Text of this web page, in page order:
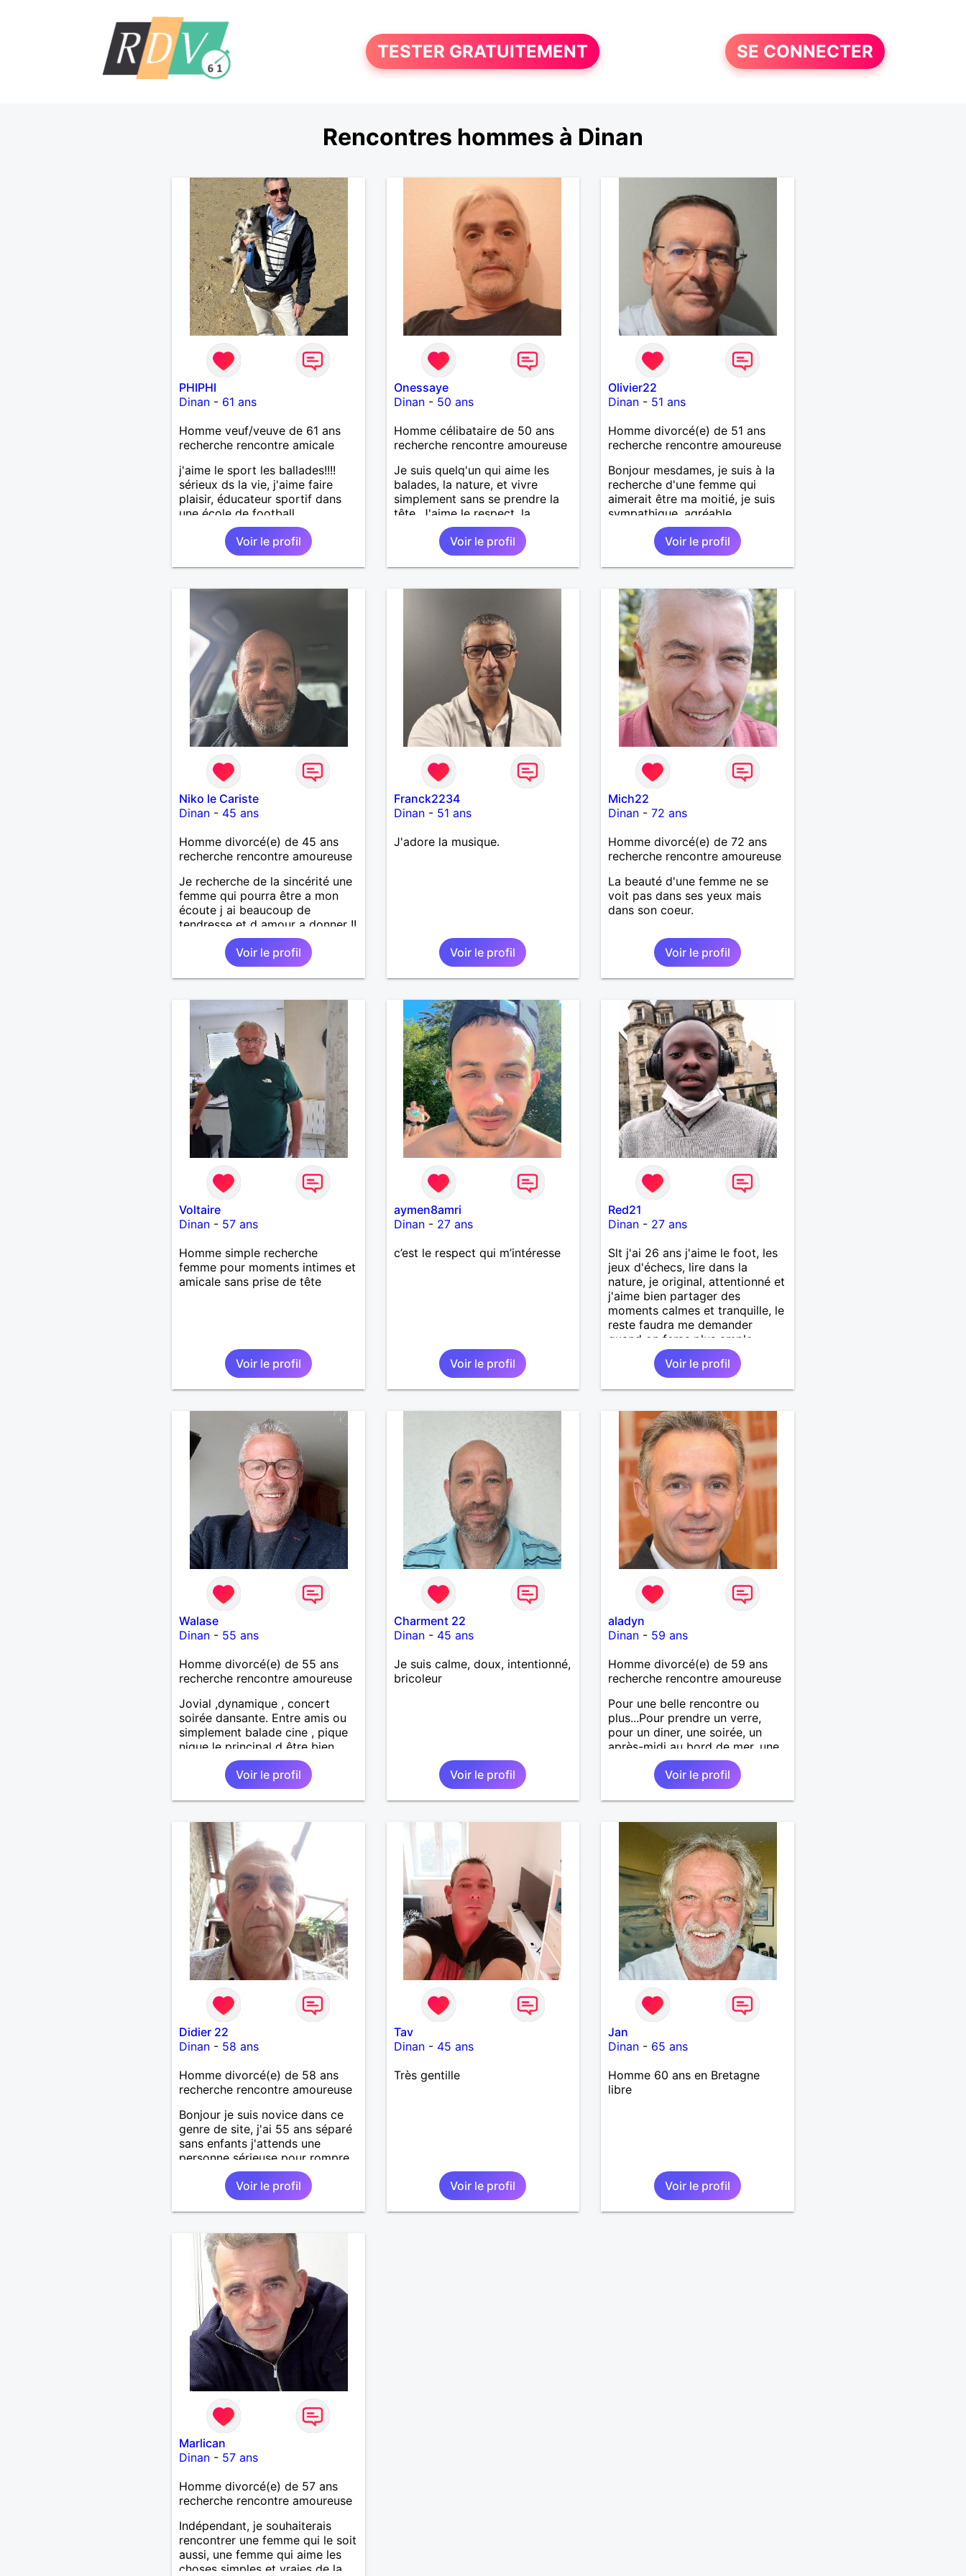
TESTER GRATUITEMENT SE CONNECTER
Rencontres hommes à Dinan
PHIPHI
Dinan- 61 ans
Homme veuf/veuve de 61 ans
recherche rencontre amicale
j'aime le sport les ballades!!!!
sérieux ds la vie, j'aime faire
plaisir, éducateur sportif dans
une école de football .
Voir le profil
Onessaye
Dinan- 50 ans
Homme célibataire de 50 ans
recherche rencontre amoureuse
Je suis quelq'un qui aime les
balades, la nature, et vivre
simplement sans se prendre la
tête. J'aime le respect, la
sincérité et qu'on puisse
partager ensemble projet et un
bon bout de chemin, main dans
la main.
Voir le profil
Olivier22
Dinan - 51 ans
Homme divorcé(e) de 51 ans
recherche rencontre amoureuse
Bonjour mesdames, je suis à la
recherche d'une femme qui
aimerait être ma moitié, je suis
sympathique, agréable,
doux,une bonne personne,le
reste est à découvrir... Alors, à
vos claviers et à bientôt.
Voir le profil
Niko le Cariste
Dinan- 45 ans
Homme divorcé(e) de 45 ans
recherche rencontre amoureuse
Je recherche de la sincérité une
femme qui pourra être a mon
écoute j ai beaucoup de
tendresse et d amour a donner !!
Voir le profil
Franck2234
Dinan- 51 ans
J'adore la musique.
Voir le profil
Mich22
Dinan -72 ans
Homme divorcé(e) de 72 ans
recherche rencontre amoureuse
La beauté d'une femme ne se
voit pas dans ses yeux mais
dans son coeur.
Voir le profil
Voltaire
Dinan- 57 ans
Homme simple recherche
femme pour moments intimes et
amicale sans prise de tête
Voir le profil
aymen8amri
Dinan- 27 ans
c’est le respect qui m’intéresse
Voir le profil
Red21
Dinan - 27 ans
Slt j'ai 26 ans j'aime le foot, les
jeux d'échecs, lire dans la
nature, je original, attentionné et
j'aime bien partager des
moments calmes et tranquille, le
reste faudra me demander
quand on feras plus ample
connaissance 🤟😉
Voir le profil
Walase
Dinan- 55 ans
Homme divorcé(e) de 55 ans
recherche rencontre amoureuse
Jovial ,dynamique , concert
soirée dansante. Entre amis ou
simplement balade cine , pique
nique le principal d être bien
ensemble
Voir le profil
Charment 22
Dinan- 45 ans
Je suis calme, doux, intentionné,
bricoleur
Voir le profil
aladyn
Dinan - 59 ans
Homme divorcé(e) de 59 ans
recherche rencontre amoureuse
Pour une belle rencontre ou
plus...Pour prendre un verre,
pour un diner, une soirée, un
après-midi au bord de mer, une
nuit sous les étoiles, un week-
end, les vacances, ou bien plus...
Mais avant, faisons
connaissance.
Voir le profil
Didier 22
Dinan- 58 ans
Homme divorcé(e) de 58 ans
recherche rencontre amoureuse
Bonjour je suis novice dans ce
genre de site, j'ai 55 ans séparé
sans enfants j'attends une
personne sérieuse pour rompre
la solitude et la monotonie.
Voir le profil
Tav
Dinan- 45 ans
Très gentille
Voir le profil
Jan
Dinan - 65 ans
Homme 60 ans en Bretagne
libre
Voir le profil
Marlican
Dinan- 57 ans
Homme divorcé(e) de 57 ans
recherche rencontre amoureuse
Indépendant, je souhaiterais
rencontrer une femme qui le soit
aussi, une femme qui aime les
choses simples et vraies de la